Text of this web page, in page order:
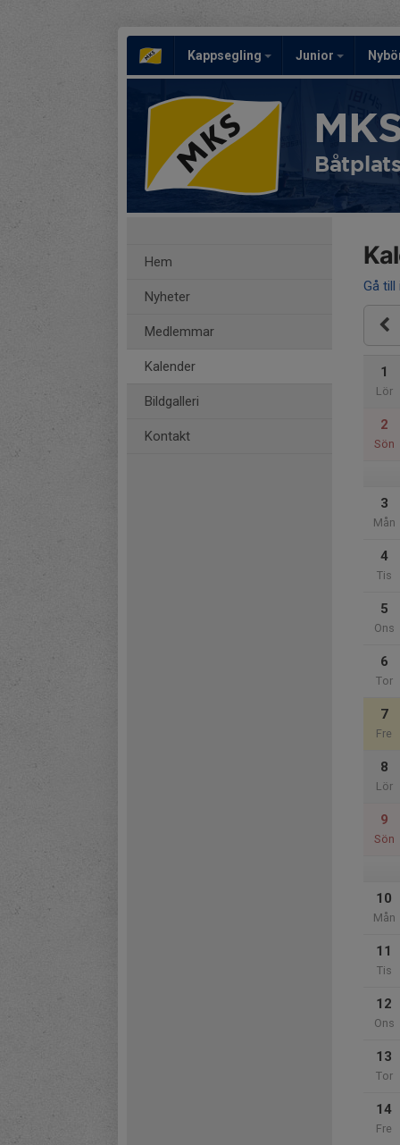
Kappsegling Junior
Hem
Nyheter
Medlemmar
Kalender
Bildgalleri
Kontakt
Gå till
1
Lör
2
Sön
3
Mån
4
Tis
5
Ons
6
Tor
7
Fre
8
Lör
9
Sön
10
Mån
11
Tis
12
Ons
13
Tor
14
Fre